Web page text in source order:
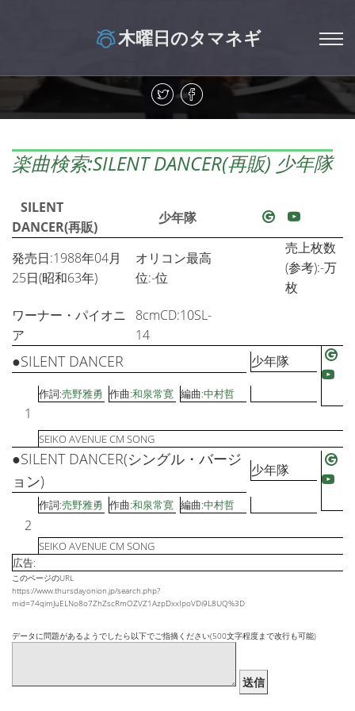
木曜日のタマネギ
楽曲検索:SILENT DANCER(再販) 少年隊
SILENT
DANCER(再販)
少年隊
発売日:1988年04月
25日(昭和63年)
オリコン最高
位:-位
売上枚数
(参考):-万
枚
ワーナー・パイオニ
ア
8cmCD:10SL-
14
1
●SILENT DANCER 少年隊
作詞:売野雅勇 作曲:和泉常寛 編曲:中村哲
SEIKO AVENUE CM SONG
2
●SILENT DANCER(シングル・バージ
ョン)
少年隊
作詞:売野雅勇 作曲:和泉常寛 編曲:中村哲
SEIKO AVENUE CM SONG
広告:
このページのURL
https://www.thursdayonion.jp/search.php?
mid=74qimJuELNo8o7ZhZscRmOZVZ1AzpDxxIpoVDi9L8UQ%3D
データに問題があるようでしたら以下でご指摘ください(500文字程度まで改行も可能)
送信